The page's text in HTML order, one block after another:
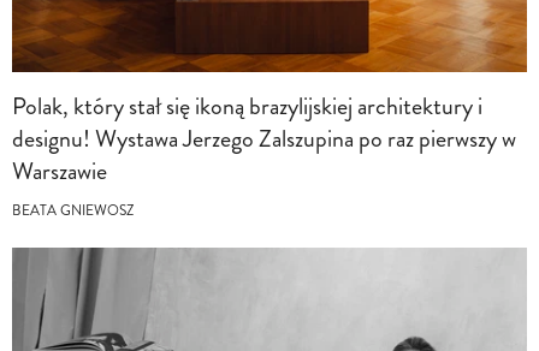
Polak, który stał się ikoną brazylijskiej architektury i
designu! Wystawa Jerzego Zalszupina po raz pierwszy w
Warszawie
BEATA GNIEWOSZ